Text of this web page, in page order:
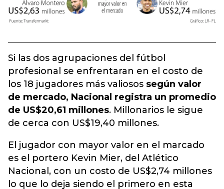
Si las dos agrupaciones del fútbol
profesional se enfrentaran en el costo de
los 18 jugadores más valiosos según valor
de mercado, Nacional registra un promedio
de US$20,61 millones. Millonarios le sigue
de cerca con US$19,40 millones.
El jugador con mayor valor en el marcado
es el portero Kevin Mier, del Atlético
Nacional, con un costo de US$2,74 millones
lo que lo deja siendo el primero en esta